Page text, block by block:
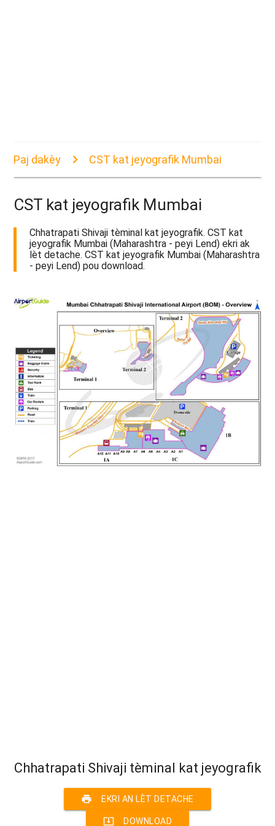
Paj dakèy CST kat jeyografik Mumbai
CST kat jeyografik Mumbai
Chhatrapati Shivaji tèminal kat jeyografik. CST kat
jeyografik Mumbai (Maharashtra - peyi Lend) ekri ak
lèt detache. CST kat jeyografik Mumbai (Maharashtra
- peyi Lend) pou download.
Chhatrapati Shivaji tèminal kat jeyografik
print EKRI AN LÈT DETACHE
system_update_alt DOWNLOAD